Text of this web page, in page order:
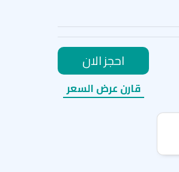
احجز الان
قارن عرض السعر